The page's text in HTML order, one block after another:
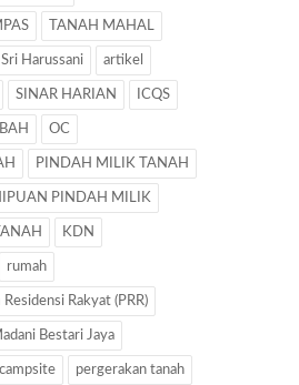
TANAH MAHAL
Sri Harussani artikel
SINAR HARIAN ICQS
OC
PINDAH MILIK TANAH
PINDAH MILIK
KDN
rumah
Rakyat (PRR)
Bestari Jaya
campsite pergerakan tanah